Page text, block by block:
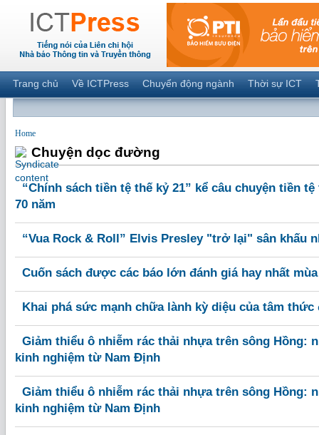
Trang chủ Về ICTPress Chuyển động ngành Thời sự ICT
Home
Chuyện dọc đường
“Chính sách tiền tệ thế kỷ 21” kể câu chuyện tiền
70 năm
“Vua Rock & Roll” Elvis Presley "trở lại" sân khấu
Cuốn sách được các báo lớn đánh giá hay nhất mùa
Khai phá sức mạnh chữa lành kỳ diệu của tâm
Giảm thiểu ô nhiễm rác thải nhựa trên sông Hồng:
kinh nghiệm từ Nam Định
Giảm thiểu ô nhiễm rác thải nhựa trên sông Hồng:
kinh nghiệm từ Nam Định